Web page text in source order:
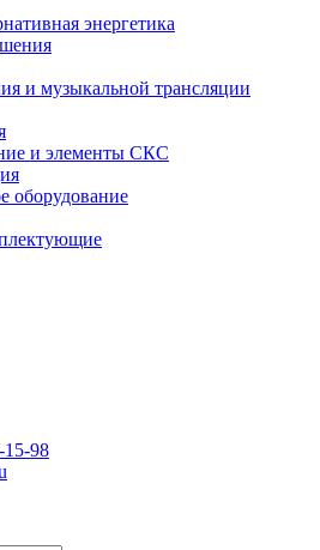
энергетика
и музыкальной трансляции
и элементы СКС
оборудование
15-98